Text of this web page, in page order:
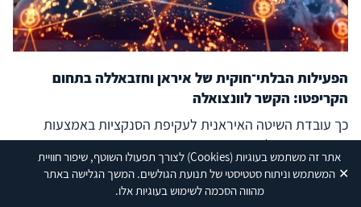
אתר זה משתמש בעוגיות(Cookies) לצורך תפעולו השוטף, שיפור חוויית
המשתמש וניתוח סטטיסטי של תנועת הגולשים. המשך הגלישה באתר
מהווה הסכמה לשימוש בעוגיות אלו.
✕
הפעילות הבלתי־חוקית של איראן וחזבאללה בתחום
הקריפטו: הקשר לוונצואלה
כך עובדת השיטה האיראנית לעקיפת הסנקציות באמצעות
מטבעות דיגיטליים